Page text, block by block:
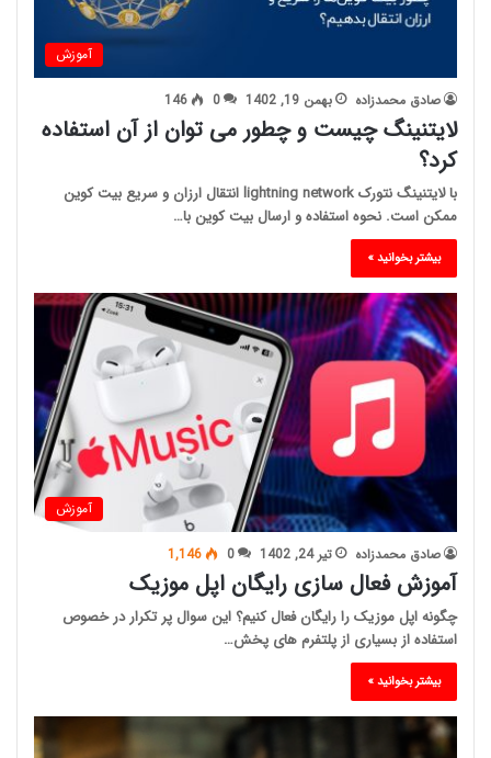
آموزش
صادق محمدزاده بهمن 19, 1402 0
146
لایتنینگ چیست و چطور می توان از آن استفاده
کرد؟
با لایتنینگ نتورک lightning network انتقال ارزان و سریع بیت کوین
ممکن است. نحوه استفاده و ارسال بیت کوین با…
بیشتر بخوانید »
آموزش
صادق محمدزاده تیر 24, 1402 0
1,146
آموزش فعال سازی رایگان اپل موزیک
چگونه اپل موزیک را رایگان فعال کنیم؟ این سوال پر تکرار در خصوص
استفاده از بسیاری از پلتفرم های پخش…
بیشتر بخوانید »